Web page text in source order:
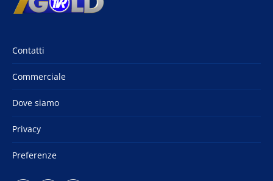
Contatti
Commerciale
Dove siamo
Privacy
Preferenze